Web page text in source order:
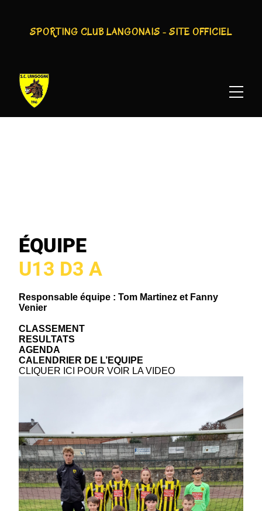
SPORTING CLUB LANGONAIS - SITE OFFICIEL
ÉQUIPE
U13 D3 A
Responsable équipe : Tom Martinez et Fanny
Venier
CLASSEMENT
RESULTATS
AGENDA
CALENDRIER DE L’EQUIPE
CLIQUER ICI POUR VOIR LA VIDEO